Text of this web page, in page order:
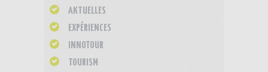
AKTUELLES
EXPÉRIENCES
INNOTOUR
TOURISM